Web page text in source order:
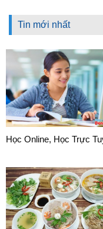
Tin mới nhất
Học Online, Học Trực